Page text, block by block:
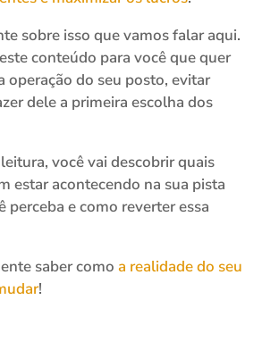
sobre isso que vamos falar aqui.
conteúdo para você que quer
operação do seu posto, evitar
dele a primeira escolha dos
você vai descobrir quais
estar acontecendo na sua pista
perceba e como reverter essa
saber como a realidade do seu
!